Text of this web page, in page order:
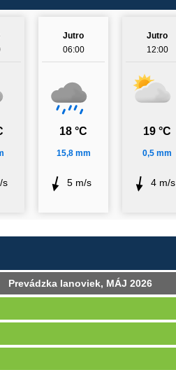
s
Jutro
06:00
18 °C
15,8 mm
5 m/s
Jutro
12:00
19 °C
0,5 mm
4 m/s
Prevádzka lanoviek, MÁJ 2026